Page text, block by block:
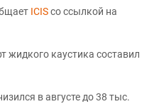
ICISсо ссылкой на
жидкого каустика составил
в августе до 38 тыс.